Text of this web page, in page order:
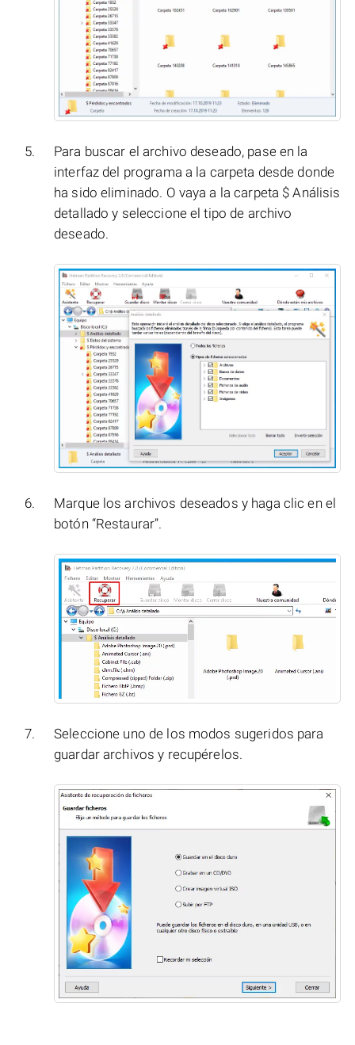
Para buscar el archivo deseado, pase en la
interfaz del programa a la carpeta desde donde
ha sido eliminado. O vaya a la carpeta $ Análisis
detallado y seleccione el tipo de archivo
deseado.
Marque los archivos deseados y haga clic en el
botón “Restaurar”.
Seleccione uno de los modos sugeridos para
guardar archivos y recupérelos.